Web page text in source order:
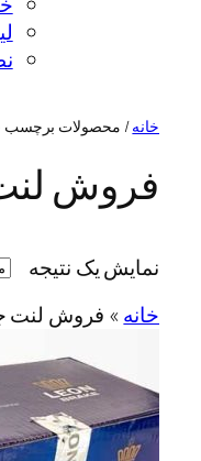
خانه/ محصولات برچسب
فروش
نمایش یک نتیجه
خانه» فروش لنت